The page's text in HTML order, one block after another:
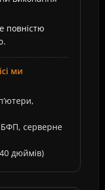
повністю
ми
БФП, серверне
дюймів)